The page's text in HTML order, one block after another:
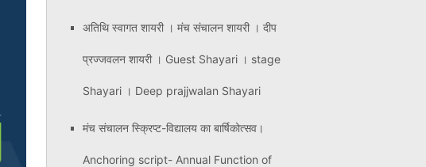
अतिथि स्वागत शायरी । मंच संचालन शायरी । दीप
प्रज्जवलन शायरी । Guest Shayari । stage
Shayari । Deep prajjwalan Shayari
मंच संचालन स्क्रिप्ट-विद्यालय का बार्षिकोत्सव।
Anchoring script- Annual Function of